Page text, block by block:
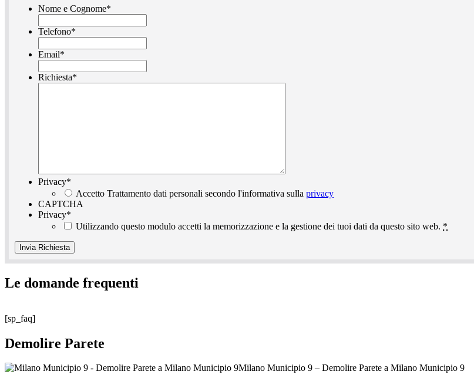
Nome e Cognome*
Telefono*
Email*
Richiesta*
Privacy*
Accetto Trattamento dati personali secondo l'informativa sulla privacy
CAPTCHA
Privacy*
Utilizzando questo modulo accetti la memorizzazione e la gestione dei tuoi dati da questo sito web. *
Le domande frequenti
[sp_faq]
Demolire Parete
Milano Municipio 9 – Demolire Parete a Milano Municipio 9